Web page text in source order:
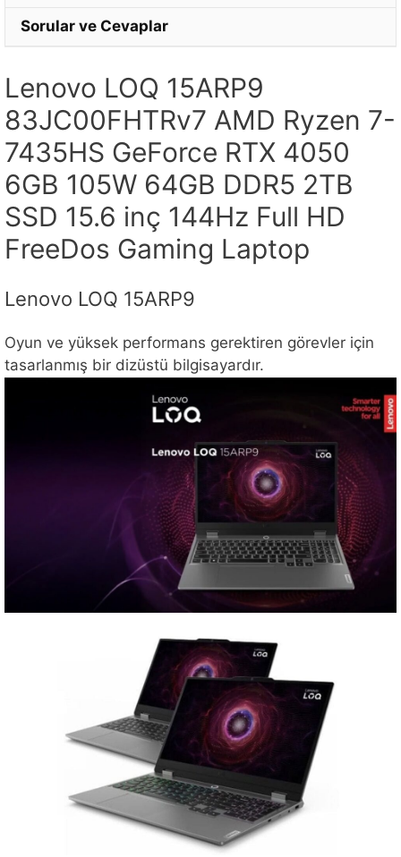
Sorular ve Cevaplar
Lenovo LOQ 15ARP9
83JC00FHTRv7 AMD Ryzen 7-
7435HS GeForce RTX 4050
6GB 105W 64GB DDR5 2TB
SSD 15.6 inç 144Hz Full HD
FreeDos Gaming Laptop
Lenovo LOQ 15ARP9
Oyun ve yüksek performans gerektiren görevler için
tasarlanmış bir dizüstü bilgisayardır.